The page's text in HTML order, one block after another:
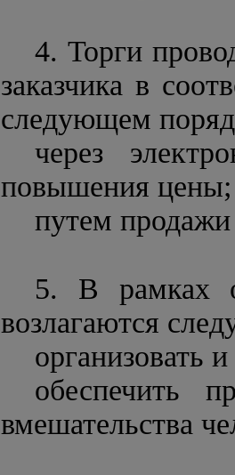
4. Торги
заказчика в
следующем
через
повышения цены;
путем
5. В рамках
возлагаются
организовать
обеспечить
вмешательства